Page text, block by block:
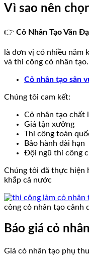
Vì sao nên
👉 Cỏ Nhân Tạo Văn
là đơn vị có nhiều năm
và thi công cỏ nhân tạo.
Cỏ nhân tạo sân
Chúng tôi cam kết:
Cỏ nhân tạo chất
Giá tận xưởng
Thi công toàn
Bảo hành dài hạn
Đội ngũ thi công
Chúng tôi đã thực hiện
khắp cả nước
công cỏ nhân tạo cảnh
Báo giá cỏ
Giá cỏ nhân tạo phụ